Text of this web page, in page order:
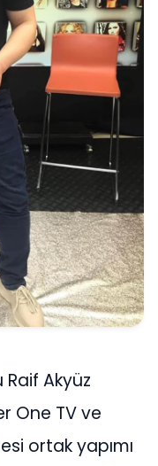
Raif Akyüz
One TV ve
ortak yapımı